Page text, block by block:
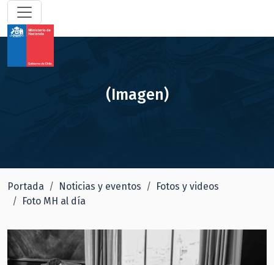
(Imagen)
Portada Noticias y eventos
Fotos y videos
Foto MH al día